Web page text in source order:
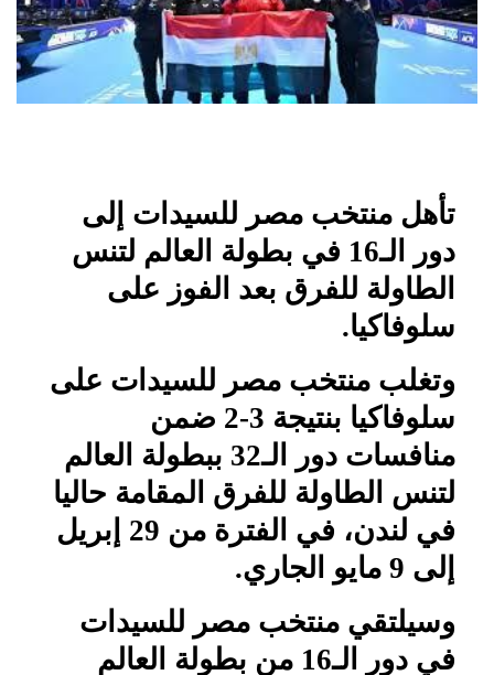
تأهل منتخب مصر للسيدات إلى
دور الـ16 في بطولة العالم لتنس
الطاولة للفرق بعد الفوز على
سلوفاكيا.
وتغلب منتخب مصر للسيدات على
سلوفاكيا بنتيجة 3-2 ضمن
منافسات دور الـ32 ببطولة العالم
لتنس الطاولة للفرق المقامة حاليا
في لندن، في الفترة من 29 إبريل
إلى 9 مايو الجاري.
وسيلتقي منتخب مصر للسيدات
في دور الـ16 من بطولة العالم